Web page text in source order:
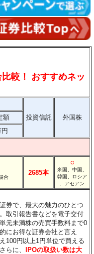
較！ おすすめネッ
投資信託 外国株
額
円
合
2685本
○
米国、中国、
韓国、ロシア
、アセアン
券で、最大の魅力のひとつ
取引報告書などを電子交付
元未満株の売買手数料まで0
にお得な証券会社と言え
100円以上1円単位で買える
らに、IPOの取扱い数は大